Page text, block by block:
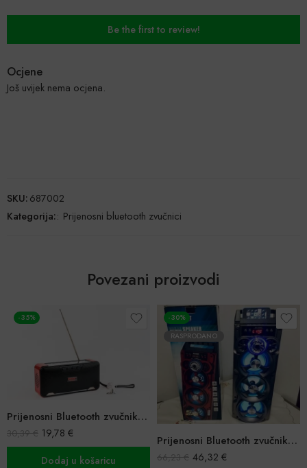
Be the first to review!
Ocjene
Još uvijek nema ocjena.
SKU:687002
Kategorija:: Prijenosni bluetooth zvučnici
Povezani proizvodi
-35%
Prijenosni Bluetooth zvučnik sa solarnim panelom
30,39€ 19,78 €
Dodaj u košaricu
-30%
RASPRODANO
Prijenosni Bluetooth zvučnik Power XXXL
66,23€ 46,32 €